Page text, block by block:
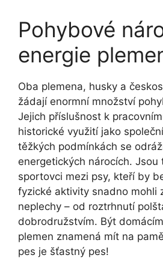
Pohybové
energie
Oba plemena, husky a
žádají enormní množství
Jejich příslušnost k
historické využití jako
těžkých podmínkách se
energetických nárocích. Jsou
sportovci mezi psy, kteří by
fyzické aktivity snadno mohli
neplechy – od roztrhnutí
dobrodružstvím. Být
plemen znamená mít na
pes je šťastný pes!